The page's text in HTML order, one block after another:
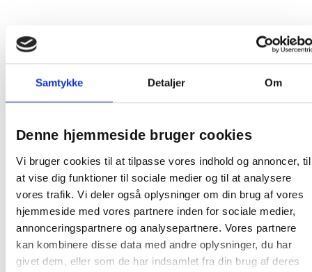
Samtykke Detaljer Om
Denne hjemmeside bruger cookies
Vi bruger cookies til at tilpasse vores indhold og annoncer, til
at vise dig funktioner til sociale medier og til at analysere
vores trafik. Vi deler også oplysninger om din brug af vores
hjemmeside med vores partnere inden for sociale medier,
annonceringspartnere og analysepartnere. Vores partnere
kan kombinere disse data med andre oplysninger, du har
givet dem, eller som de har indsamlet fra din brug af deres
Gratis fragt
Brother P‑Touch PT-P950NW —
professionel labelprinter
4.293,75 / stk
stk Læg i kurv